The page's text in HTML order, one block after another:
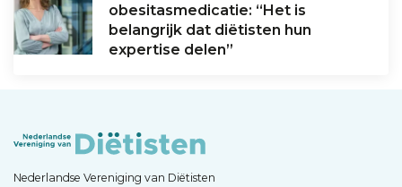
obesitasmedicatie: “Het is
belangrijk dat diëtisten hun
expertise delen”
Nederlandse Vereniging van Diëtisten